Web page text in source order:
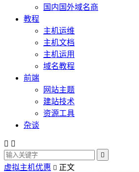
国内国外域名商
教程
主机运维
主机文档
主机运用
域名教程
前端
网站主题
建站技术
资源工具
杂谈
 

虚拟主机优惠  正文